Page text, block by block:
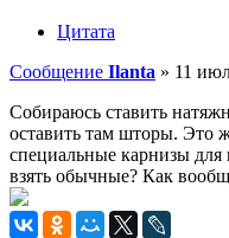
Цитата
Сообщение Ilanta » 11
Собираюсь ставить
оставить там шторы. Это
специальные карнизы
взять обычные? Как